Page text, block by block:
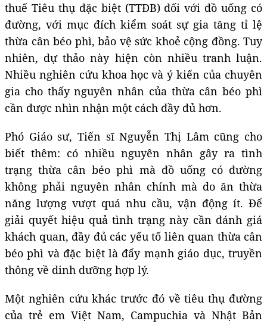
thuế Tiêu thụ đặc biệt (TTĐB) đối với đồ uống có
đường, với mục đích kiểm soát sự gia tăng tỉ lệ
thừa cân béo phì, bảo vệ sức khoẻ cộng đồng. Tuy
nhiên, dự thảo này hiện còn nhiều tranh luận.
Nhiều nghiên cứu khoa học và ý kiến của chuyên
gia cho thấy nguyên nhân của thừa cân béo phì
cần được nhìn nhận một cách đầy đủ hơn.
Phó Giáo sư, Tiến sĩ Nguyễn Thị Lâm cũng cho
biết thêm: có nhiều nguyên nhân gây ra tình
trạng thừa cân béo phì mà đồ uống có đường
không phải nguyên nhân chính mà do ăn thừa
năng lượng vượt quá nhu cầu, vận động ít. Để
giải quyết hiệu quả tình trạng này cần đánh giá
khách quan, đầy đủ các yếu tố liên quan thừa cân
béo phì và đặc biệt là đẩy mạnh giáo dục, truyền
thông về dinh dưỡng hợp lý.
Một nghiên cứu khác trước đó về tiêu thụ đường
của trẻ em Việt Nam, Campuchia và Nhật Bản